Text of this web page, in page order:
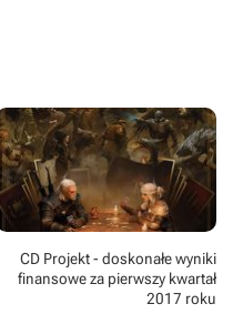
CD Projekt - doskonałe wyniki
finansowe za pierwszy kwartał
2017 roku